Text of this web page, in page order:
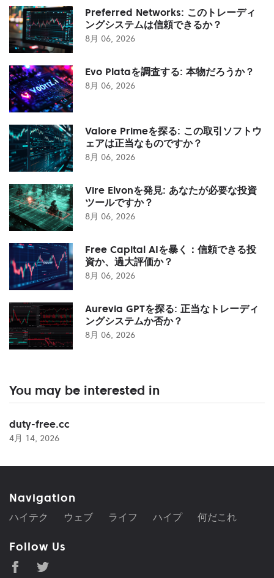
Preferred Networks: このトレーディ
ングシステムは信頼できるか？
8月 06, 2026
Evo Plataを調査する: 本物だろうか？
8月 06, 2026
Valore Primeを探る: この取引ソフトウ
ェアは正当なものですか？
8月 06, 2026
Vire Elvonを発見: あなたが必要な投資
ツールですか？
8月 06, 2026
Free Capital AIを暴く：信頼できる投
資か、過大評価か？
8月 06, 2026
Aurevia GPTを探る: 正当なトレーディ
ングシステムか否か？
8月 06, 2026
You may be interested in
duty-free.cc
4月 14, 2026
Navigation
ハイテク ウェブ ライフ ハイプ 何だこれ
Follow Us